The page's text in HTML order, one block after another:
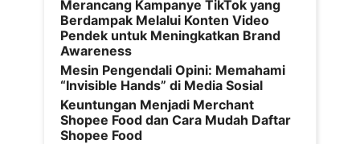
Merancang Kampanye TikTok yang
Berdampak Melalui Konten Video
Pendek untuk Meningkatkan Brand
Awareness
Mesin Pengendali Opini: Memahami
“Invisible Hands” di Media Sosial
Keuntungan Menjadi Merchant
Shopee Food dan Cara Mudah Daftar
Shopee Food